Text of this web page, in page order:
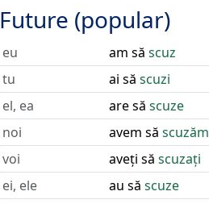
Future (popular)
eu am să scuz
tu
ai să scuzi
el, ea
are să scuze
noi
avem să scuzăm
voi
aveți să scuzați
ei, ele
au să scuze